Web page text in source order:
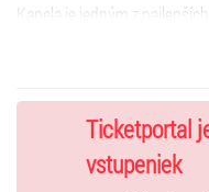
Kapela je jedným z
Beatlefestu v New Yorku.
Národného divadla
Ticketportal
vstupeniek